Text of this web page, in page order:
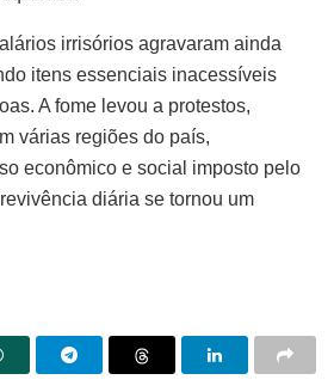
irrisórios agravaram ainda
itens essenciais inacessíveis
A fome levou a protestos,
várias regiões do país,
econômico e social imposto pelo
diária se tornou um